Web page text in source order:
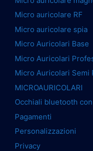
Micro auricolare RF
Micro auricolare spia
Micro Auricolari Base
Micro Auricolari
Micro Auricolari Semi
MICROAURICOLARI
Occhiali bluetooth
Pagamenti
Personalizzazioni
Privacy